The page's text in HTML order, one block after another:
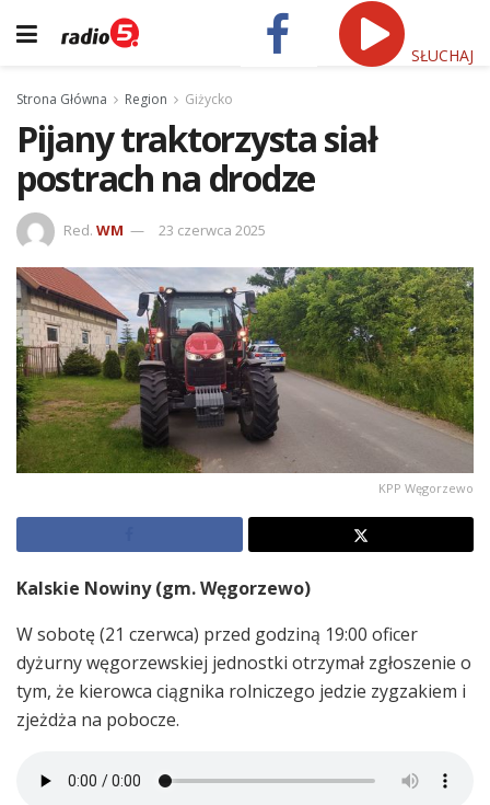
SŁUCHAJ
Strona Główna Region Giżycko
Pijany traktorzysta siał
postrach na drodze
Red. WM 23 czerwca 2025
KPP Węgorzewo
Kalskie Nowiny (gm. Węgorzewo)
W sobotę (21 czerwca) przed godziną 19:00 oficer
dyżurny węgorzewskiej jednostki otrzymał zgłoszenie o
tym, że kierowca ciągnika rolniczego jedzie zygzakiem i
zjeżdża na pobocze.